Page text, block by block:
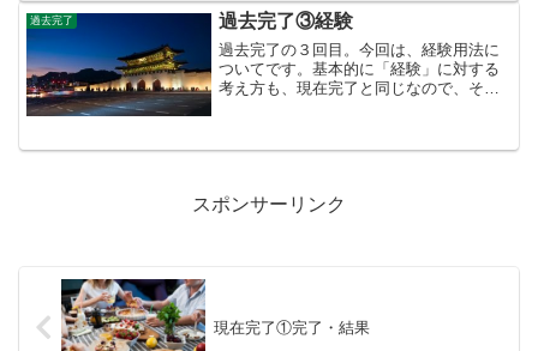
過去完了 過去完了③経験
過去完了の３回目。今回は、経験用法に
ついてです。基本的に「経験」に対する
考え方も、現在完了と同じなので、その
スポンサーリンク
現在完了①完了・結果